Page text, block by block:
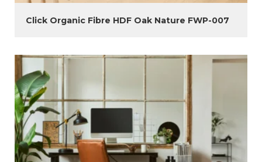
Click Organic Fibre HDF Oak Nature FWP-007